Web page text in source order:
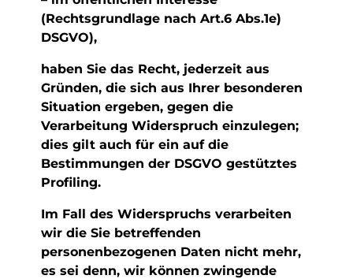
(Rechtsgrundlage nach Art.6 Abs.1e)
DSGVO),
haben Sie das Recht, jederzeit aus
Gründen, die sich aus Ihrer besonderen
Situation ergeben, gegen die
Verarbeitung Widerspruch einzulegen;
dies gilt auch für ein auf die
Bestimmungen der DSGVO gestütztes
Profiling.
Im Fall des Widerspruchs verarbeiten
wir die Sie betreffenden
personenbezogenen Daten nicht mehr,
es sei denn, wir können zwingende